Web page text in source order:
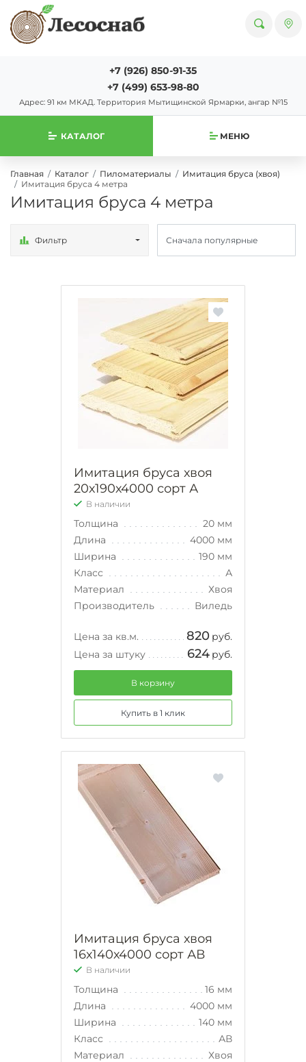
+7 (926) 850-91-35
+7 (499) 653-98-80
Адрес: 91 км МКАД. Территория Мытищинской Ярмарки, ангар №15
КАТАЛОГ МЕНЮ
Главная Каталог Пиломатериалы
Имитация бруса (хвоя)
Имитация бруса 4 метра
Имитация бруса 4 метра
Фильтр
Имитация бруса хвоя
20х190х4000 сорт А
В наличии
Толщина
20 мм
Длина
4000 мм
Ширина
190 мм
Класс
А
Материал
Хвоя
Производитель
Виледь
Цена за кв.м. 820 руб.
Цена за штуку
624 руб.
В корзину
Купить в 1 клик
Имитация бруса хвоя
16х140х4000 сорт АВ
В наличии
Толщина
16 мм
Длина
4000 мм
Ширина
140 мм
Класс
АВ
Материал
Хвоя